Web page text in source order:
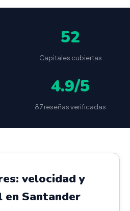
52
Capitales cubiertas
4.9/5
87 reseñas verificadas
velocidad y
Santander